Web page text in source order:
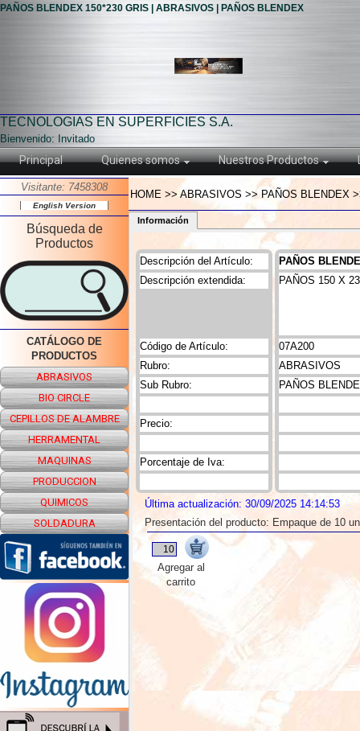
PAÑOS BLENDEX 150*230 GRIS | ABRASIVOS | PAÑOS BLENDEX
TECNOLOGIAS EN SUPERFICIES S.A.
Bienvenido: Invitado
Principal Quienes somos Nuestros Productos
Visitante: 7458308
English Version
Búsqueda de
Productos
CATÁLOGO DE
PRODUCTOS
ABRASIVOS
BIO CIRCLE
CEPILLOS DE ALAMBRE
HERRAMENTAL
MAQUINAS
PRODUCCION
QUIMICOS
SOLDADURA
HOME >> ABRASIVOS >> PAÑOS BLENDEX
Información
Descripción del Artículo:
Código de Artículo:
Rubro:
Sub Rubro:
Precio:
Descripción extendida:
Porcentaje de Iva:
PAÑOS
07A200
ABRASIVOS
PAÑOS
PAÑOS 150 X
Última actualización: 30/09/2025 14:14:53
Presentación del producto: Empaque de 10
Agregar al
carrito